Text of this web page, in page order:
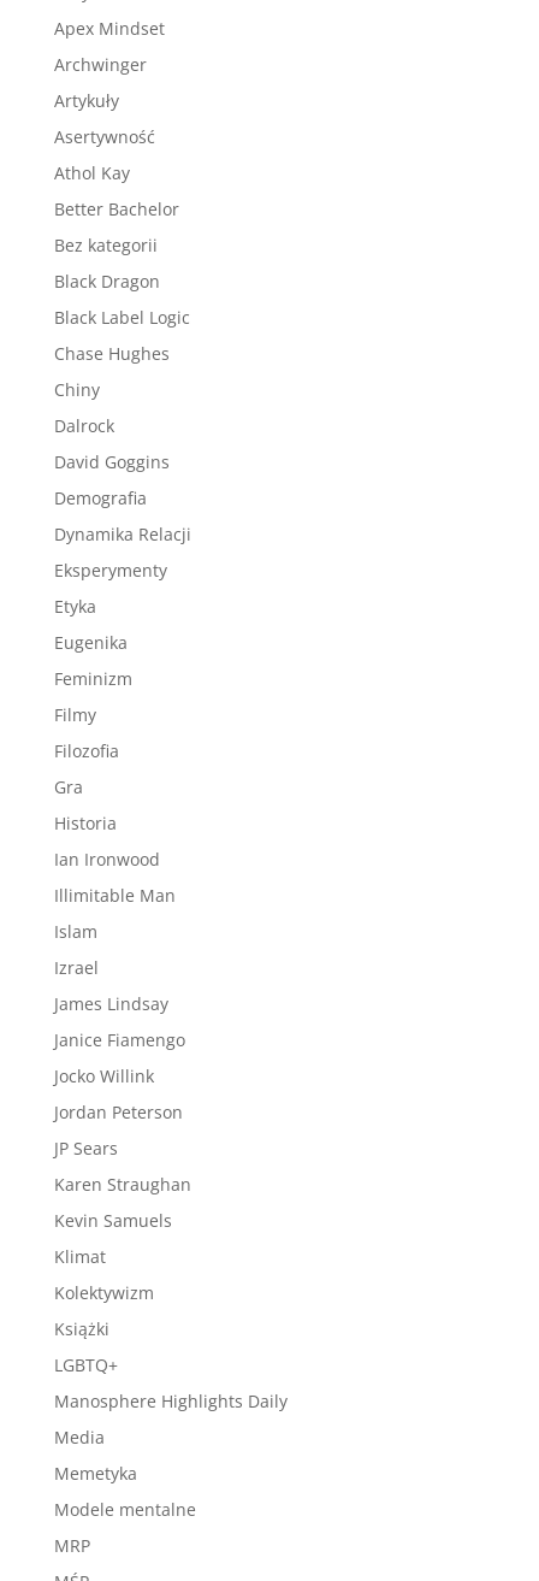
Apex Mindset
Archwinger
Artykuły
Asertywność
Athol Kay
Better Bachelor
Bez kategorii
Black Dragon
Black Label Logic
Chase Hughes
Chiny
Dalrock
David Goggins
Demografia
Dynamika Relacji
Eksperymenty
Etyka
Eugenika
Feminizm
Filmy
Filozofia
Gra
Historia
Ian Ironwood
Illimitable Man
Islam
Izrael
James Lindsay
Janice Fiamengo
Jocko Willink
Jordan Peterson
JP Sears
Karen Straughan
Kevin Samuels
Klimat
Kolektywizm
Książki
LGBTQ+
Manosphere Highlights Daily
Media
Memetyka
Modele mentalne
MRP